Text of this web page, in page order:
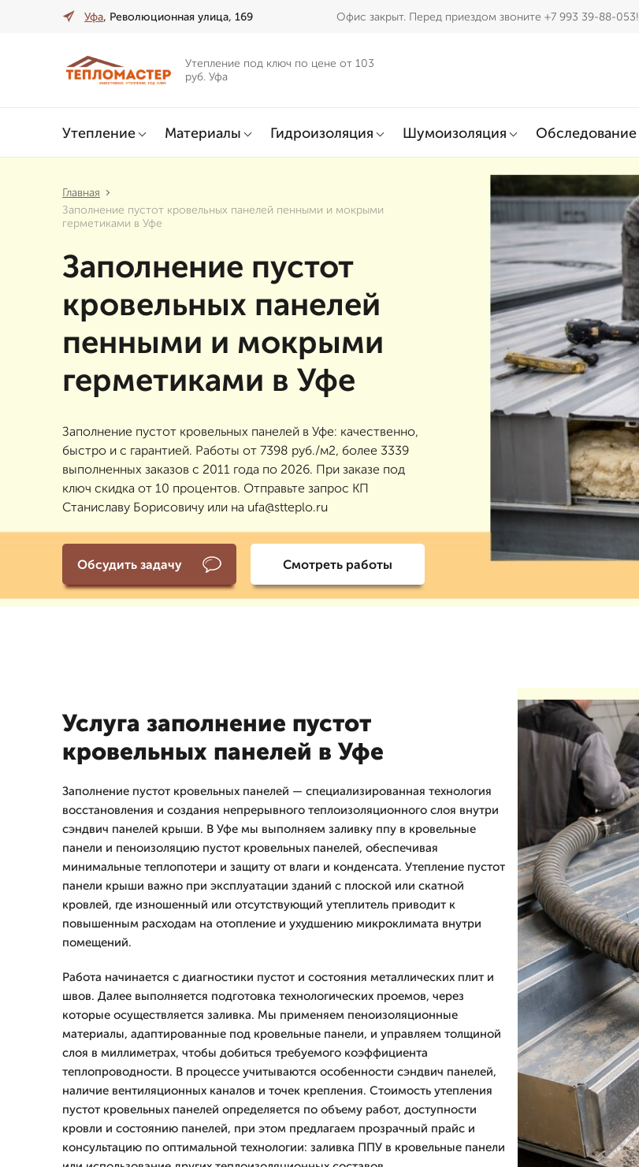
Уфа, Революционная улица, 169 Офис закрыт. Перед приездом звоните +7 993 39-88-053!
Утепление под ключ по цене от 103
руб. Уфа
Утепление Материалы Гидроизоляция Шумоизоляция Обследование
Главная
Заполнение пустот кровельных панелей пенными и мокрыми
герметиками в Уфе
Заполнение пустот
кровельных панелей
пенными и мокрыми
герметиками в Уфе
Заполнение пустот кровельных панелей в Уфе: качественно,
быстро и с гарантией. Работы от 7398 руб./м2, более 3339
выполненных заказов с 2011 года по 2026. При заказе под
ключ скидка от 10 процентов. Отправьте запрос КП
Станиславу Борисовичу или на ufa@stteplo.ru
Обсудить задачу Смотреть работы
Услуга заполнение пустот
кровельных панелей в Уфе
Заполнение пустот кровельных панелей — специализированная технология
восстановления и создания непрерывного теплоизоляционного слоя внутри
сэндвич панелей крыши. В Уфе мы выполняем заливку ппу в кровельные
панели и пеноизоляцию пустот кровельных панелей, обеспечивая
минимальные теплопотери и защиту от влаги и конденсата. Утепление пустот
панели крыши важно при эксплуатации зданий с плоской или скатной
кровлей, где изношенный или отсутствующий утеплитель приводит к
повышенным расходам на отопление и ухудшению микроклимата внутри
помещений.
Работа начинается с диагностики пустот и состояния металлических плит и
швов. Далее выполняется подготовка технологических проемов, через
которые осуществляется заливка. Мы применяем пеноизоляционные
материалы, адаптированные под кровельные панели, и управляем толщиной
слоя в миллиметрах, чтобы добиться требуемого коэффициента
теплопроводности. В процессе учитываются особенности сэндвич панелей,
наличие вентиляционных каналов и точек крепления. Стоимость утепления
пустот кровельных панелей определяется по объему работ, доступности
кровли и состоянию панелей, при этом предлагаем прозрачный прайс и
консультацию по оптимальной технологии: заливка ППУ в кровельные панели